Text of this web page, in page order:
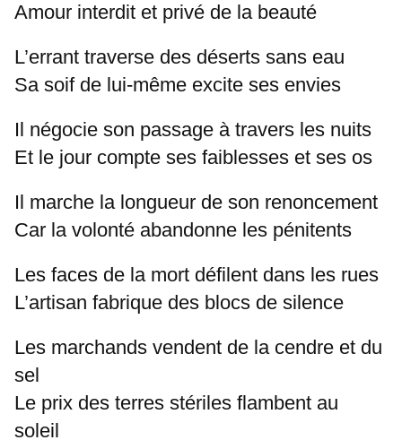
Amour interdit et privé de la beauté
L’errant traverse des déserts sans eau
Sa soif de lui-même excite ses envies
Il négocie son passage à travers les nuits
Et le jour compte ses faiblesses et ses os
Il marche la longueur de son renoncement
Car la volonté abandonne les pénitents
Les faces de la mort défilent dans les rues
L’artisan fabrique des blocs de silence
Les marchands vendent de la cendre et du
sel
Le prix des terres stériles flambent au
soleil